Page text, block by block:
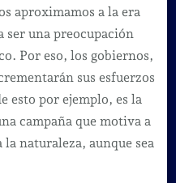
aproximamos a la era
ser una preocupación
Por eso, los gobiernos,
sus esfuerzos
esto por ejemplo, es la
campaña que motiva a
naturaleza, aunque sea